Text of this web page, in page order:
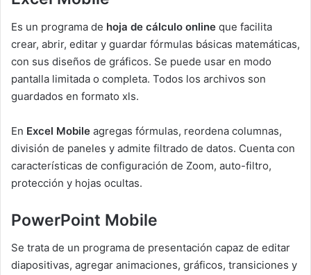
Es un programa de hoja de cálculo online que facilita
crear, abrir, editar y guardar fórmulas básicas matemáticas,
con sus diseños de gráficos. Se puede usar en modo
pantalla limitada o completa. Todos los archivos son
guardados en formato xls.
En Excel Mobile agregas fórmulas, reordena columnas,
división de paneles y admite filtrado de datos. Cuenta con
características de configuración de Zoom, auto-filtro,
protección y hojas ocultas.
PowerPoint Mobile
Se trata de un programa de presentación capaz de editar
diapositivas, agregar animaciones, gráficos, transiciones y